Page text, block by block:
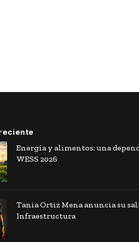
Energía y alimentos: una
WESS 2026
Tania Ortiz Mena anuncia su
Infraestructura